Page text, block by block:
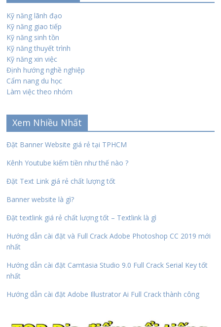
Kỹ năng lãnh đạo
Kỹ năng giao tiếp
Kỹ năng sinh tồn
Kỹ năng thuyết trình
Kỹ năng xin việc
Định hướng nghề nghiệp
Cẩm nang du học
Làm việc theo nhóm
Xem Nhiều Nhất
Đặt Banner Website giá rẻ tại TPHCM
Kênh Youtube kiếm tiền như thế nào ?
Đặt Text Link giá rẻ chất lượng tốt
Banner website là gì?
Đặt textlink giá rẻ chất lượng tốt – Textlink là gì
Hướng dẫn cài đặt và Full Crack Adobe Photoshop CC 2019 mới
nhất
Hướng dẫn cài đặt Camtasia Studio 9.0 Full Crack Serial Key tốt
nhất
Hướng dẫn cài đặt Adobe Illustrator Ai Full Crack thành công